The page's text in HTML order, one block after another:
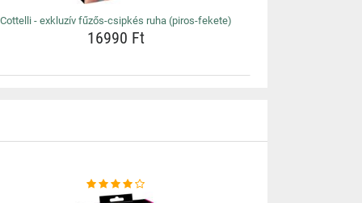
Cottelli - exkluzív fűzős-csipkés ruha (piros-fekete)
16990 Ft